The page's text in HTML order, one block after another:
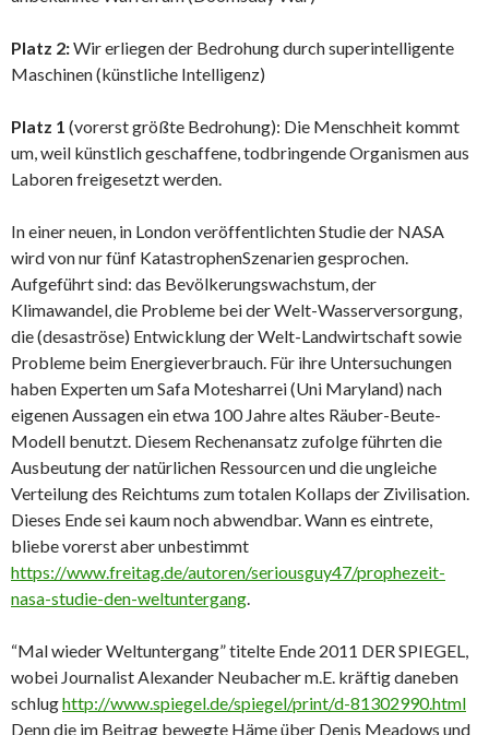
Platz 2:Wir erliegen der Bedrohung durch superintelligente
Maschinen (künstliche Intelligenz)
Platz 1 (vorerst größte Bedrohung): Die Menschheit kommt
um, weil künstlich geschaffene, todbringende Organismen aus
Laboren freigesetzt werden.
In einer neuen, in London veröffentlichten Studie der NASA
wird von nur fünf KatastrophenSzenarien gesprochen.
Aufgeführt sind: das Bevölkerungswachstum, der
Klimawandel, die Probleme bei der Welt-Wasserversorgung,
die (desaströse) Entwicklung der Welt-Landwirtschaft sowie
Probleme beim Energieverbrauch. Für ihre Untersuchungen
haben Experten um Safa Motesharrei (Uni Maryland) nach
eigenen Aussagen ein etwa 100 Jahre altes Räuber-Beute-
Modell benutzt. Diesem Rechenansatz zufolge führten die
Ausbeutung der natürlichen Ressourcen und die ungleiche
Verteilung des Reichtums zum totalen Kollaps der Zivilisation.
Dieses Ende sei kaum noch abwendbar. Wann es eintrete,
bliebe vorerst aber unbestimmt
https://www.freitag.de/autoren/seriousguy47/prophezeit-
nasa-studie-den-weltuntergang.
“Mal wieder Weltuntergang” titelte Ende 2011 DER SPIEGEL,
wobei Journalist Alexander Neubacher m.E. kräftig daneben
schlughttp://www.spiegel.de/spiegel/print/d-81302990.html
Denn die im Beitrag bewegte Häme über Denis Meadows und